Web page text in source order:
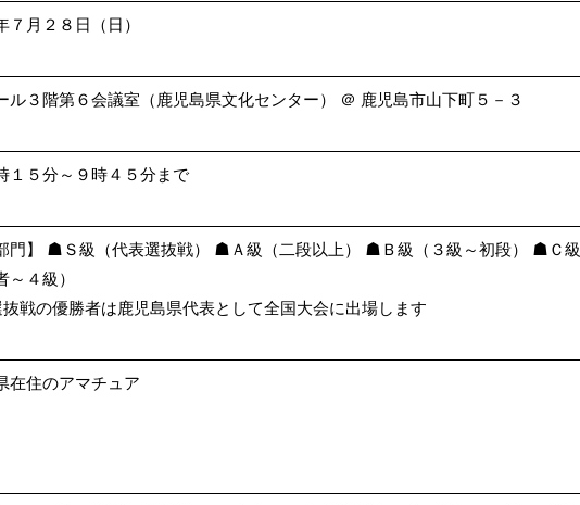
７月２８日（日）
ル３階第６会議室（鹿児島県文化センター） ＠ 鹿児島市山下町５－３
１５分～９時４５分まで
部門】 ☗Ｓ級（代表選抜戦） ☗Ａ級（二段以上） ☗Ｂ級（３級～初段） ☗Ｃ級
～４級）
戦の優勝者は鹿児島県代表として全国大会に出場します
在住のアマチュア